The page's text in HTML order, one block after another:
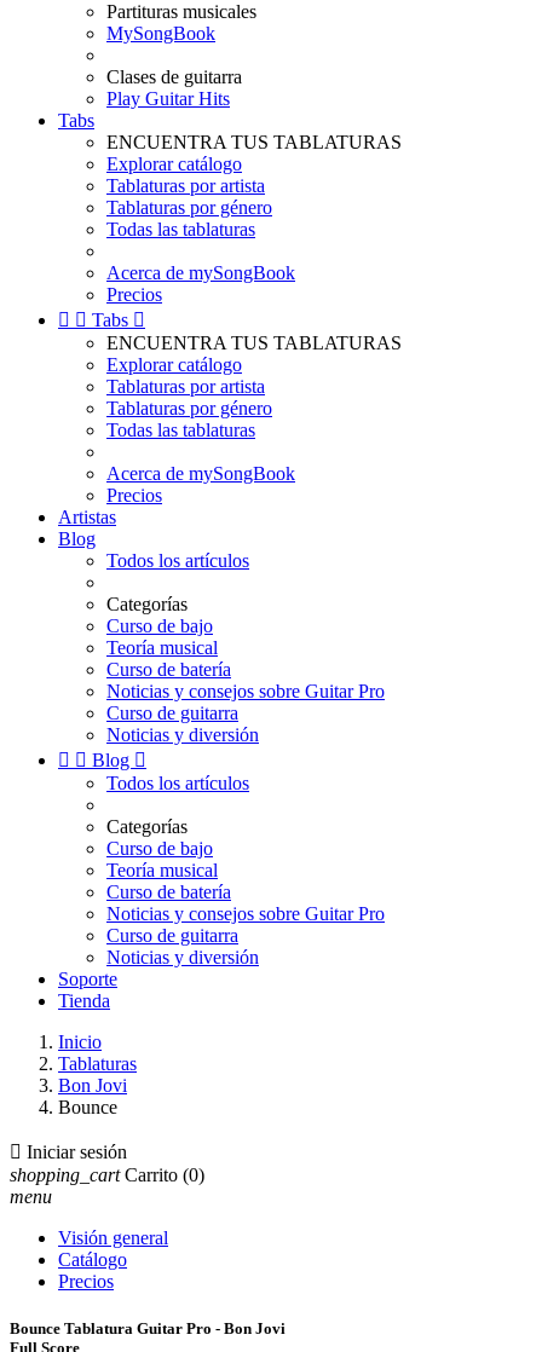
Partituras musicales
MySongBook
Clases de guitarra
Play Guitar Hits
Tabs
ENCUENTRA TUS TABLATURAS
Explorar catálogo
Tablaturas por artista
Tablaturas por género
Todas las tablaturas
Acerca de mySongBook
Precios
  Tabs 
ENCUENTRA TUS TABLATURAS
Explorar catálogo
Tablaturas por artista
Tablaturas por género
Todas las tablaturas
Acerca de mySongBook
Precios
Artistas
Blog
Todos los artículos
Categorías
Curso de bajo
Teoría musical
Curso de batería
Noticias y consejos sobre Guitar Pro
Curso de guitarra
Noticias y diversión
  Blog 
Todos los artículos
Categorías
Curso de bajo
Teoría musical
Curso de batería
Noticias y consejos sobre Guitar Pro
Curso de guitarra
Noticias y diversión
Soporte
Tienda
Inicio
Tablaturas
Bon Jovi
Bounce
 Iniciar sesión
shopping_cart Carrito (0)
menu
Visión general
Catálogo
Precios
Bounce Tablatura Guitar Pro - Bon Jovi
Full Score